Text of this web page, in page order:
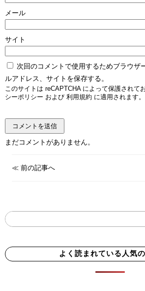
メール
サイト
次回のコメントで使用するためブラウザ
ルアドレス、サイトを保存する。
このサイトは reCAPTCHA によって保護されて
シーポリシー および 利用規約 に適用されます。
まだコメントがありません。
≪前の記事へ
よく読まれている人気